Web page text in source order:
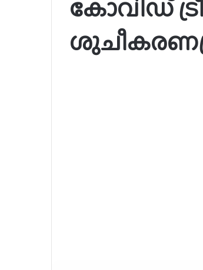
കോവിഡ്